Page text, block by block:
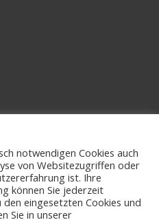
notwendigen Cookies auch
von Websitezugriffen oder
ist. Ihre
können Sie jederzeit
eingesetzten Cookies und
Sie in unserer